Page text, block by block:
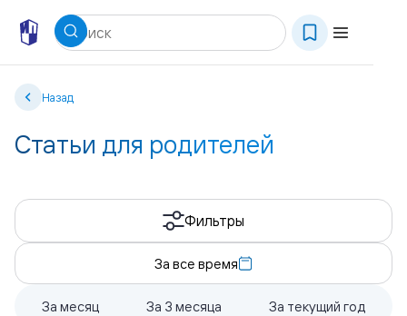
Назад
Статьи для родителей
За месяц За 3 месяца За текущий год
За все время
Фильтры